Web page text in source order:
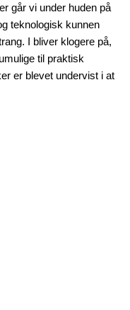
går vi under huden på
teknologisk kunnen
I bliver klogere på,
til praktisk
er blevet undervist i at